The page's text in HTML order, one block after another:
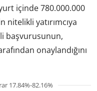
içinde 780.000.000
nitelikli yatırımcıya
başvurusunun,
onaylandığını
17.84%-82.16%